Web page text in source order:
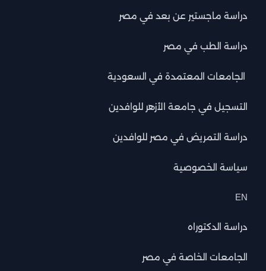
دراسة ماجستير عن بعد في مصر
دراسة الطب في مصر
الجامعات المعتمدة في السعودية
التسجيل في جامعة الأزهر للوافدين
دراسة التمريض في مصر للوافدين
سياسة الخصوصية
EN
دراسة الدكتوراه
الجامعات الخاصة في مصر